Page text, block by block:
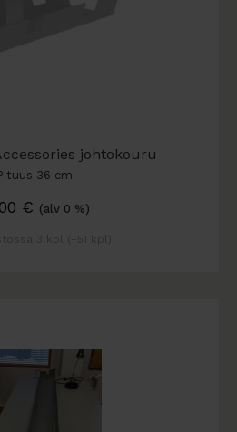
johtokouru
36 cm
€ (alv 0 %)